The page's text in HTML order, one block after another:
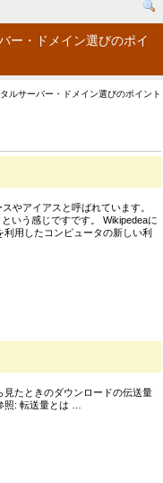
ー・ドメイン選びのポイ
ルサーバー・ドメイン選びのポイント
やアイアスと呼ばれています。
いう感じですです。 Wikipedeaに
用したコンピュータの新しい利
たときのダウンロードの伝送量
照: 転送量とは …